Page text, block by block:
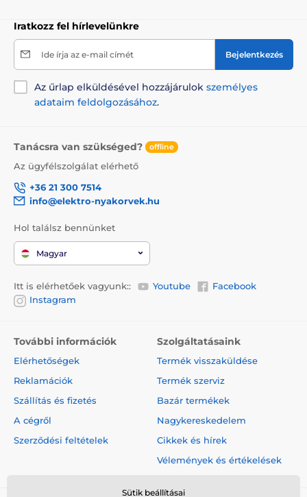
Iratkozz fel hírlevelünkre
Ide írja az e-mail címét Bejelentkezés
Az űrlap elküldésével hozzájárulok személyes
adataim feldolgozásához.
Tanácsra van szükséged? offline
Az ügyfélszolgálat elérhető
+36 21 300 7514
info@elektro-nyakorvek.hu
Hol találsz bennünket
Magyar
Itt is elérhetőek vagyunk:: Youtube
Facebook
Instagram
További információk
Elérhetőségek
Reklamációk
Szállítás és fizetés
A cégről
Szerződési feltételek
Szolgáltatásaink
Termék visszaküldése
Termék szerviz
Bazár termékek
Nagykereskedelem
Cikkek és hírek
Vélemények és értékelések
Sütik beállításai